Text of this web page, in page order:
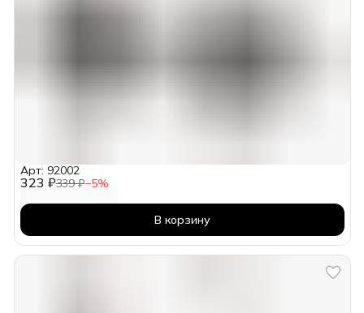
323 ₽339 ₽−5%
Арт: 92002
В корзину